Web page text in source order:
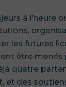
à l’heure
les futures
être menés
quatre
et des